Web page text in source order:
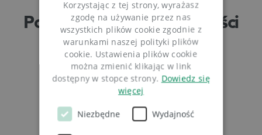
Poznaj bezpłatne możliwości
Cloudflare
Korzystając z tej strony, wyrażasz
zgodę na używanie przez nas
wszystkich plików cookie zgodnie z
warunkami naszej polityki plików
cookie. Ustawienia plików cookie
można zmienić klikając w link
dostępny w stopce strony. Dowiedz się
więcej
Niezbędne Wydajność